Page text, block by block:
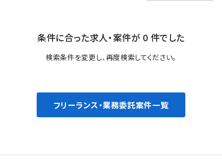
条件に合った求人・案件が 0 件でした
検索条件を変更し、再度検索してください。
フリーランス・業務委託案件一覧